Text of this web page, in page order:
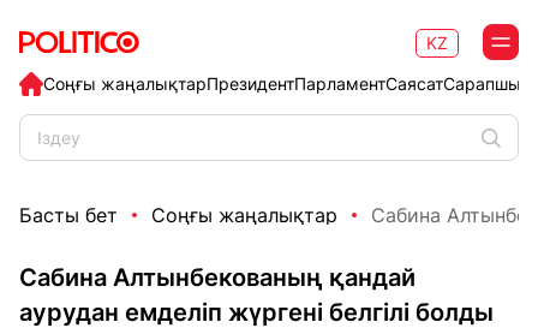
Соңғы жаңалықтарПрезидентПарламентСаясат
KZ
Басты бет Соңғы жаңалықтар Сабина
Сабина Алтынбекованың қандай
аурудан емделіп жүргені белгілі болды